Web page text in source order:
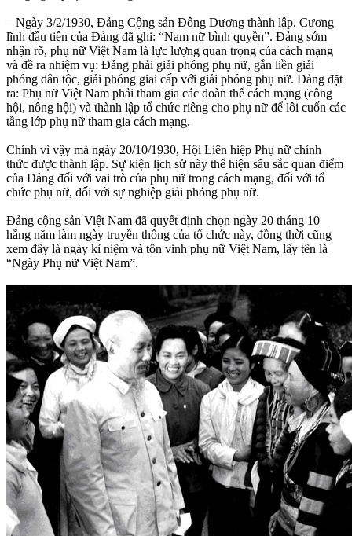
– Ngày 3/2/1930, Đảng Cộng sản Đông Dương thành lập. Cương
lĩnh đầu tiên của Đảng đã ghi: “Nam nữ bình quyền”. Đảng sớm
nhận rõ, phụ nữ Việt Nam là lực lượng quan trọng của cách mạng
và đề ra nhiệm vụ: Đảng phải giải phóng phụ nữ, gắn liền giải
phóng dân tộc, giải phóng giai cấp với giải phóng phụ nữ. Đảng đặt
ra: Phụ nữ Việt Nam phải tham gia các đoàn thể cách mạng (công
hội, nông hội) và thành lập tổ chức riêng cho phụ nữ để lôi cuốn các
tầng lớp phụ nữ tham gia cách mạng.
Chính vì vậy mà ngày 20/10/1930, Hội Liên hiệp Phụ nữ chính
thức được thành lập. Sự kiện lịch sử này thể hiện sâu sắc quan điểm
của Đảng đối với vai trò của phụ nữ trong cách mạng, đối với tổ
chức phụ nữ, đối với sự nghiệp giải phóng phụ nữ.
Đảng cộng sản Việt Nam đã quyết định chọn ngày 20 tháng 10
hằng năm làm ngày truyền thống của tổ chức này, đồng thời cũng
xem đây là ngày kỉ niệm và tôn vinh phụ nữ Việt Nam, lấy tên là
“Ngày Phụ nữ Việt Nam”.